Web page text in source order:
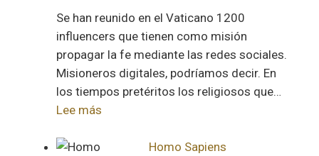
Se han reunido en el Vaticano 1200
influencers que tienen como misión
propagar la fe mediante las redes sociales.
Misioneros digitales, podríamos decir. En
los tiempos pretéritos los religiosos que…
Lee más:
influencersHomo Sapiens